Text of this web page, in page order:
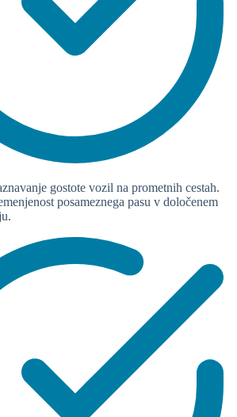
gostote vozil na prometnih cestah.
posameznega pasu v določenem